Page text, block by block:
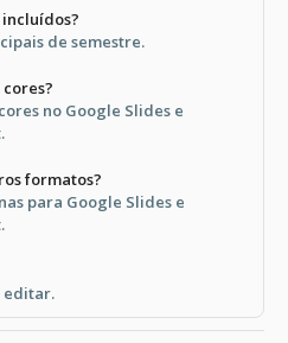
de semestre.
no Google Slides e
formatos?
para Google Slides e
editar.